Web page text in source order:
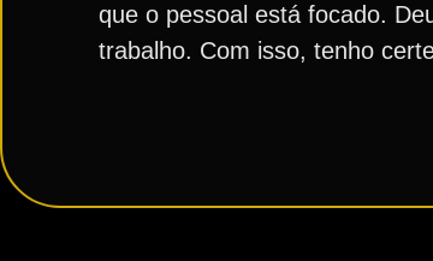
que o pessoal está focado.
trabalho. Com isso, tenho